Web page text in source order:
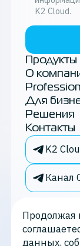
K2 Cloud.
Продукты
О
Для
Решения
Контакты
K2
Канал
Продолжая
данных,